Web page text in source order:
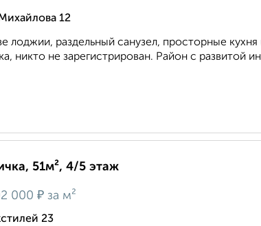
12
лоджии, раздельный санузел, просторные
никто не зарегистрирован. Район с развитой
51м², 4/5 этаж
000 ₽ за м²
23